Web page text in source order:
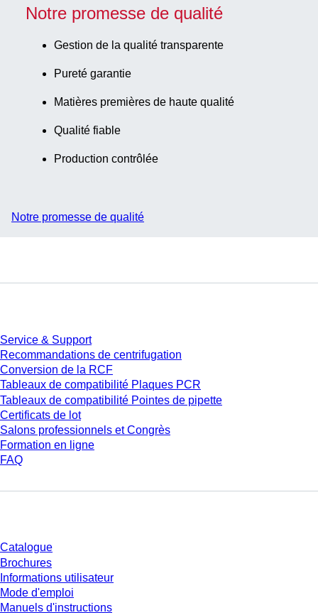
Notre promesse de qualité
Gestion de la qualité transparente
Pureté garantie
Matières premières de haute qualité
Qualité fiable
Production contrôlée
Notre promesse de qualité
Service & Support
Recommandations de centrifugation
Conversion de la RCF
Tableaux de compatibilité Plaques PCR
Tableaux de compatibilité Pointes de pipette
Certificats de lot
Salons professionnels et Congrès
Formation en ligne
FAQ
Catalogue
Brochures
Informations utilisateur
Mode d'emploi
Manuels d'instructions